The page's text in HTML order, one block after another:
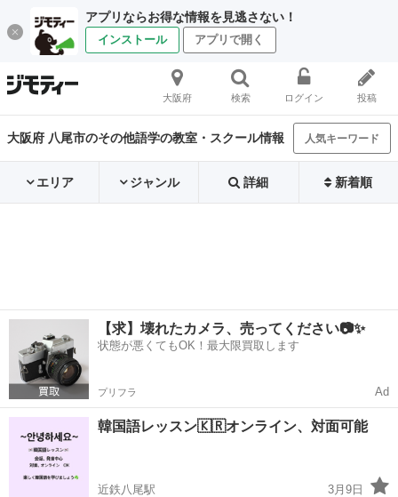
アプリならお得な情報を見逃さない！
インストール アプリで開く
大阪府 検索 ログイン 投稿
大阪府 八尾市のその他語学の教室・スクール情報 人気キーワード
エリア ジャンル 詳細 新着順
【求】壊れたカメラ、売ってください📷✨
状態が悪くてもOK！最大限買取します
プリフラ Ad
韓国語レッスン🇰🇷オンライン、対面可能
近鉄八尾駅
3月9日